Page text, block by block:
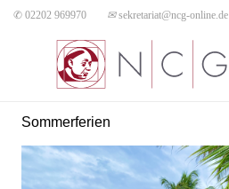
✆ 02202 969970 ✉sekretariat@ncg-online.de
Sommerferien